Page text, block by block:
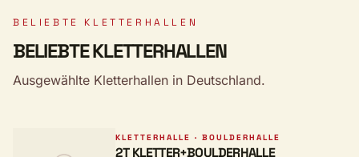
BELIEBTE KLETTERHALLEN
BELIEBTE KLETTERHALLEN
Ausgewählte Kletterhallen in Deutschland.
KLETTERHALLE · BOULDERHALLE
2T KLETTER+BOULDERHALLE